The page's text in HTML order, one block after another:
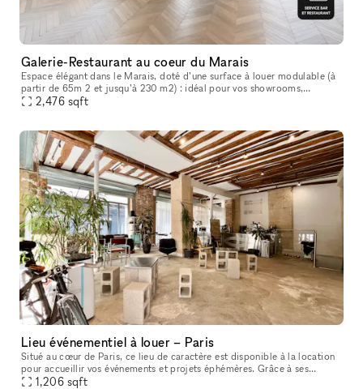
Galerie-Restaurant au coeur du Marais
Espace élégant dans le Marais, doté d’une surface à louer modulable (à
partir de 65m 2 et jusqu’à 230 m2) : idéal pour vos showrooms,
vernissages, événements à l’occasion de la Fashion Week, lancemen
2,476 sqft
Lieu événementiel à louer – Paris
Situé au cœur de Paris, ce lieu de caractère est disponible à la location
pour accueillir vos événements et projets éphémères. Grâce à ses
grandes vitrines d’angle, sa belle luminosité, ses poutres
1,206 sqft